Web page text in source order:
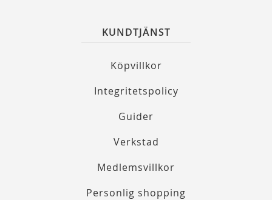
KUNDTJÄNST
Köpvillkor
Integritetspolicy
Guider
Verkstad
Medlemsvillkor
Personlig shopping